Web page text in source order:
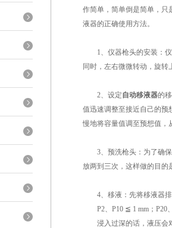
作简单，简单倒是简单，只
液器的正确使用方法。
1、仪器枪头的安装：仪
同时，左右微微转动，旋转
2、设定自动移液器的
值迅速调整至接近自己的预
慢地将容量值调至预想值，
3、预洗枪头：为了确保
放两到三次，这样做的目的
4、移液：先将移液器排
P2、P10 ≦ 1 mm；P20、
浸入过深的话，液压会对